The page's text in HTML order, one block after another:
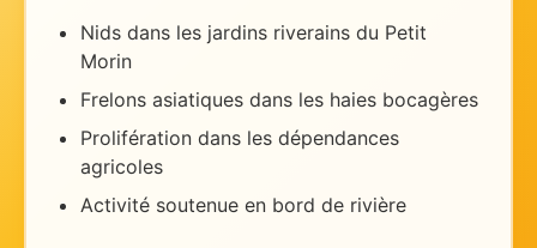
Nids dans les jardins riverains du Petit
Morin
Frelons asiatiques dans les haies bocagères
Prolifération dans les dépendances
agricoles
Activité soutenue en bord de rivière